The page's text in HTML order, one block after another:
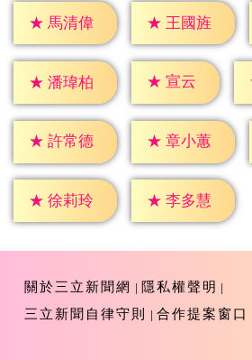
★ 馬清偉 ★ 王國旌
★ 潘瑋柏 ★ 宣云
★ 許常德 ★ 章小蕙
★ 徐莉玲 ★ 李多慧
關於三立新聞網
隱私權聲明
三立新聞自律守則
合作提案窗口